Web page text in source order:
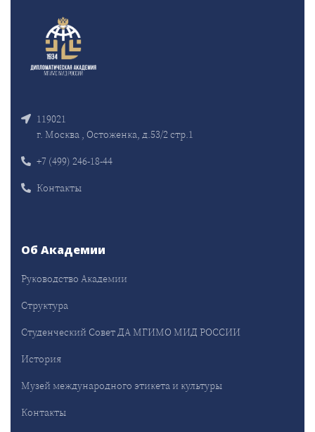
119021
г. Москва , Остоженка, д.53/2 стр.1
+7 (499) 246-18-44
Контакты
Об Академии
Руководство Академии
Структура
Студенческий Совет ДА МГИМО МИД РОССИИ
История
Музей международного этикета и культуры
Контакты